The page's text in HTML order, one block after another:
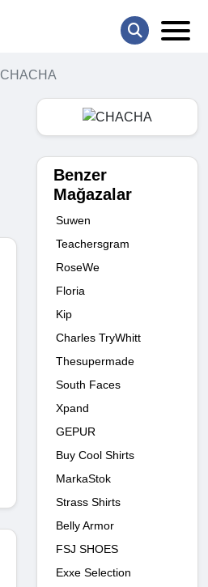
CHACHA
Benzer
Mağazalar
Suwen
Teachersgram
RoseWe
Floria
Kip
Charles TryWhitt
Thesupermade
South Faces
Xpand
GEPUR
Buy Cool Shirts
MarkaStok
Strass Shirts
Belly Armor
FSJ SHOES
Exxe Selection